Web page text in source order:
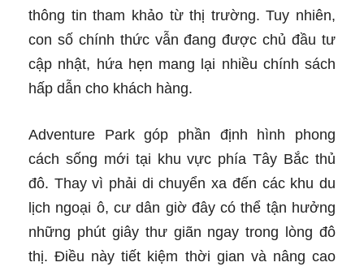
thông tin tham khảo từ thị trường. Tuy nhiên,
con số chính thức vẫn đang được chủ đầu tư
cập nhật, hứa hẹn mang lại nhiều chính sách
hấp dẫn cho khách hàng.
Adventure Park góp phần định hình phong
cách sống mới tại khu vực phía Tây Bắc thủ
đô. Thay vì phải di chuyển xa đến các khu du
lịch ngoại ô, cư dân giờ đây có thể tận hưởng
những phút giây thư giãn ngay trong lòng đô
thị. Điều này tiết kiệm thời gian và nâng cao